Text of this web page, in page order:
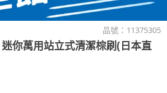
品號： 11375305
迷你萬用站立式清潔棕刷(日本直